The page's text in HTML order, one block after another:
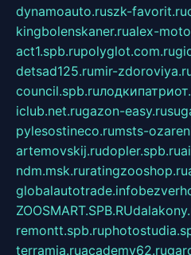
dynamoauto.ruszk-favorit.ru
kingbolenskaner.rualex-
act1.spb.rupolyglot.com.ru
detsad125.rumir-
council.spb.ru
iclub.net.rugazon-easy.ru
pylesostineco.rumsts-
artemovskij.rudopler.spb.ru
ndm.msk.ruratingzooshop.ru
globalautotrade.info
ZOOSMART.SPB.RU
remontt.spb.ru
terramia.ruacademy62.ru